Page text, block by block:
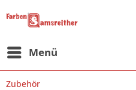
Menü
Zubehör